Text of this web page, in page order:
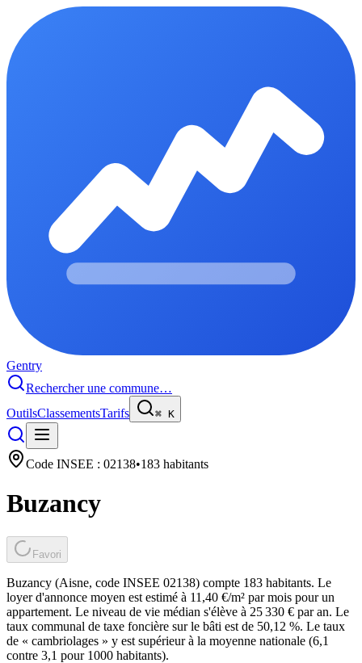
Gentry
Rechercher une commune…
OutilsClassementsTarifs ⌘ K
Code INSEE : 02138•183 habitants
Buzancy
Favori
Buzancy (Aisne, code INSEE 02138) compte 183 habitants. Le
loyer d'annonce moyen est estimé à 11,40 €/m² par mois pour un
appartement. Le niveau de vie médian s'élève à 25 330 € par an. Le
taux communal de taxe foncière sur le bâti est de 50,12 %. Le taux
de « cambriolages » y est supérieur à la moyenne nationale (6,1
contre 3,1 pour 1000 habitants).